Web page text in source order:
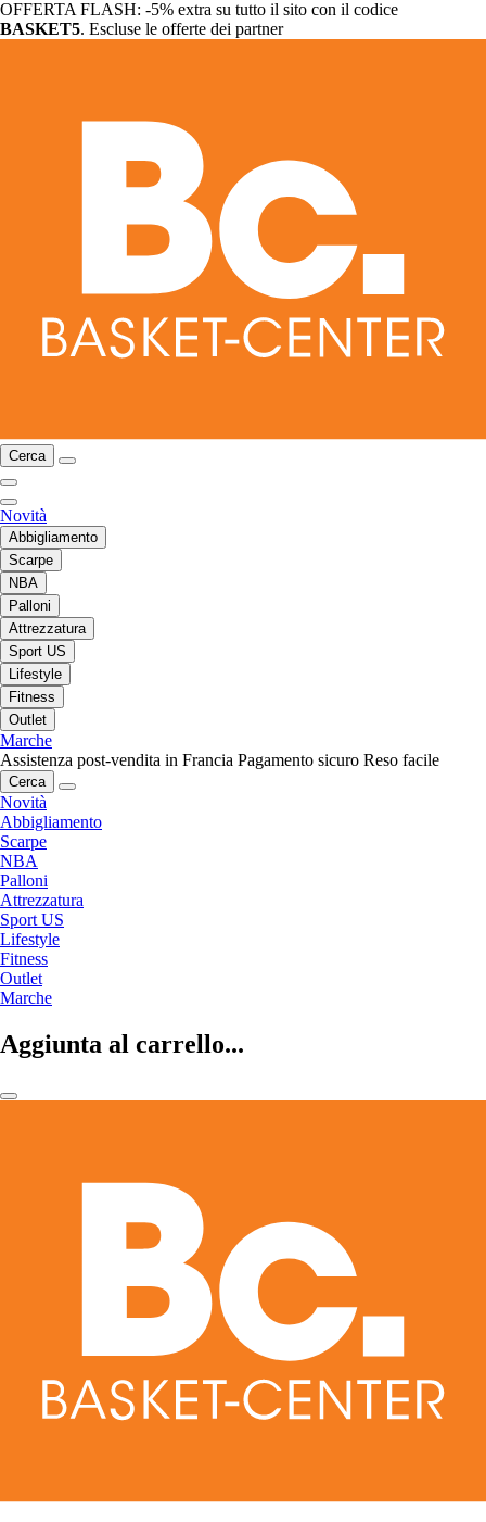
OFFERTA FLASH: -5% extra su tutto il sito con il codice
BASKET5. Escluse le offerte dei partner
Cerca
Novità
Abbigliamento
Scarpe
NBA
Palloni
Attrezzatura
Sport US
Lifestyle
Fitness
Outlet
Marche
Assistenza post-vendita in Francia Pagamento sicuro Reso facile
Cerca
Novità
Abbigliamento
Scarpe
NBA
Palloni
Attrezzatura
Sport US
Lifestyle
Fitness
Outlet
Marche
Aggiunta al carrello...